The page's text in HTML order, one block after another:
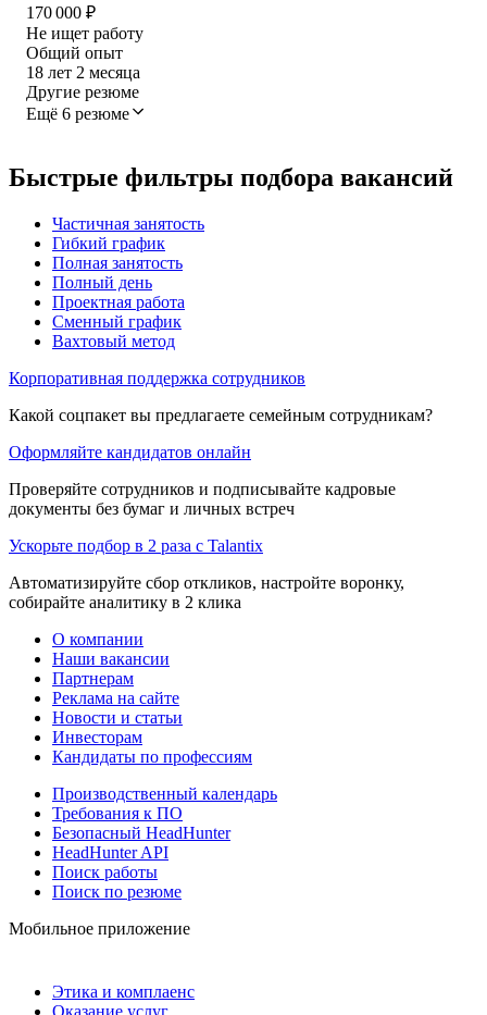
170 000 ₽
Не ищет работу
Общий опыт
18 лет 2 месяца
Другие резюме
Ещё 6 резюме
Быстрые фильтры подбора вакансий
Частичная занятость
Гибкий график
Полная занятость
Полный день
Проектная работа
Сменный график
Вахтовый метод
Корпоративная поддержка сотрудников
Какой соцпакет вы предлагаете семейным сотрудникам?
Оформляйте кандидатов онлайн
Проверяйте сотрудников и подписывайте кадровые
документы без бумаг и личных встреч
Ускорьте подбор в 2 раза с Talantix
Автоматизируйте сбор откликов, настройте воронку,
собирайте аналитику в 2 клика
О компании
Наши вакансии
Партнерам
Реклама на сайте
Новости и статьи
Инвесторам
Кандидаты по профессиям
Производственный календарь
Требования к ПО
Безопасный HeadHunter
HeadHunter API
Поиск работы
Поиск по резюме
Мобильное приложение
Этика и комплаенс
Оказание услуг